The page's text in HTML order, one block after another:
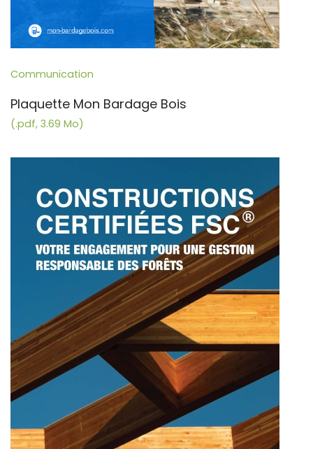
Communication
Plaquette Mon Bardage Bois
(.pdf, 3.69 Mo)